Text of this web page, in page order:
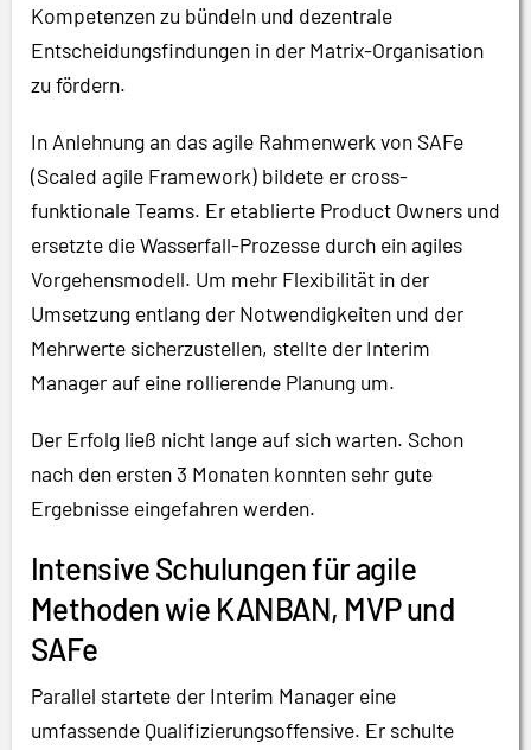
Kompetenzen zu bündeln und dezentrale
Entscheidungsfindungen in der Matrix-Organisation
zu fördern.
In Anlehnung an das agile Rahmenwerk von SAFe
(Scaled agile Framework) bildete er cross-
funktionale Teams. Er etablierte Product Owners und
ersetzte die Wasserfall-Prozesse durch ein agiles
Vorgehensmodell. Um mehr Flexibilität in der
Umsetzung entlang der Notwendigkeiten und der
Mehrwerte sicherzustellen, stellte der Interim
Manager auf eine rollierende Planung um.
Der Erfolg ließ nicht lange auf sich warten. Schon
nach den ersten 3 Monaten konnten sehr gute
Ergebnisse eingefahren werden.
Intensive Schulungen für agile
Methoden wie KANBAN, MVP und
SAFe
Parallel startete der Interim Manager eine
umfassende Qualifizierungsoffensive. Er schulte